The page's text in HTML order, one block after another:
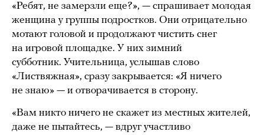
«Ребят, не замерзли еще?», — спрашивает молодая
женщина у группы подростков. Они отрицательно
мотают головой и продолжают чистить снег
на игровой площадке. У них зимний
субботник. Учительница, услышав слово
«Листвяжная», сразу закрывается: «Я ничего
не знаю» — и отворачивается в сторону.
«Вам никто ничего не скажет из местных жителей,
даже не пытайтесь, — вдруг участливо